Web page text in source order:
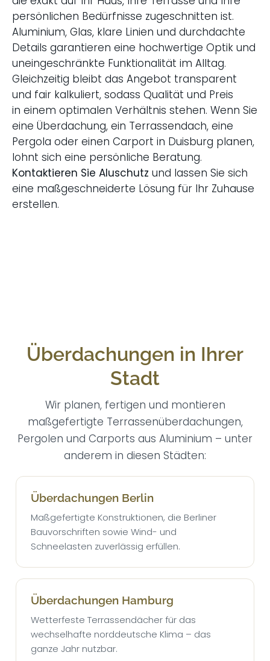
persönlichen Bedürfnisse zugeschnitten ist.
Aluminium, Glas, klare Linien und durchdachte
Details garantieren eine hochwertige Optik und
uneingeschränkte Funktionalität im Alltag.
Gleichzeitig bleibt das Angebot transparent
und fair kalkuliert, sodass Qualität und Preis
in einem optimalen Verhältnis stehen. Wenn Sie
eine Überdachung, ein Terrassendach, eine
Pergola oder einen Carport in Duisburg planen,
lohnt sich eine persönliche Beratung.
Kontaktieren Sie Aluschutz und lassen Sie sich
eine maßgeschneiderte Lösung für Ihr Zuhause
erstellen.
Überdachungen in Ihrer
Stadt
Wir planen, fertigen und montieren
maßgefertigte Terrassenüberdachungen,
Pergolen und Carports aus Aluminium – unter
anderem in diesen Städten:
Überdachungen Berlin
Maßgefertigte Konstruktionen, die Berliner
Bauvorschriften sowie Wind- und
Schneelasten zuverlässig erfüllen.
Überdachungen Hamburg
Wetterfeste Terrassendächer für das
wechselhafte norddeutsche Klima – das
ganze Jahr nutzbar.